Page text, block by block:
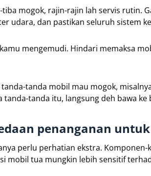
mogok, rajin-rajin lah servis rutin.
udara, dan pastikan seluruh sistem
mengemudi. Hindari memaksa
tanda mobil mau mogok,
tanda itu, langsung deh bawa ke
penanganan
perlu perhatian ekstra.
mobil tua mungkin lebih sensitif